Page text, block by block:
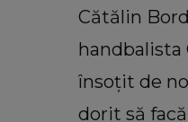
Cătălin
handbalista
însoțit de
dorit să